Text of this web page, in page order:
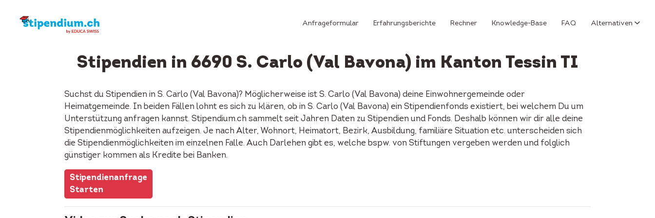
Anfrageformular Erfahrungsberichte Rechner Knowledge-Base FAQ Alternativen
Stipendien in 6690 S. Carlo (Val Bavona) im Kanton Tessin TI
Suchst du Stipendien in S. Carlo (Val Bavona)? Möglicherweise ist S. Carlo (Val Bavona) deine Einwohnergemeinde oder
Heimatgemeinde. In beiden Fällen lohnt es sich zu klären, ob in S. Carlo (Val Bavona) ein Stipendienfonds existiert, bei welchem Du um
Unterstützung anfragen kannst. Stipendium.ch sammelt seit Jahren Daten zu Stipendien und Fonds. Deshalb können wir dir alle deine
Stipendienmöglichkeiten aufzeigen. Je nach Alter, Wohnort, Heimatort, Bezirk, Ausbildung, familiäre Situation etc. unterscheiden sich
die Stipendienmöglichkeiten im einzelnen Falle. Auch Darlehen gibt es, welche bspw. von Stiftungen vergeben werden und folglich
günstiger kommen als Kredite bei Banken.
Stipendienanfrage
Starten